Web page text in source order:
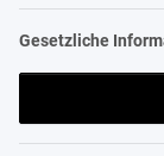
Gesetzliche